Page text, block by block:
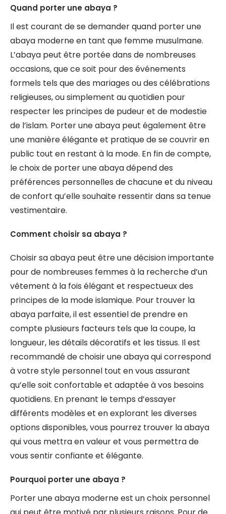
Quand porter une abaya ?
Il est courant de se demander quand porter une
abaya moderne en tant que femme musulmane.
L’abaya peut être portée dans de nombreuses
occasions, que ce soit pour des événements
formels tels que des mariages ou des célébrations
religieuses, ou simplement au quotidien pour
respecter les principes de pudeur et de modestie
de l’islam. Porter une abaya peut également être
une manière élégante et pratique de se couvrir en
public tout en restant à la mode. En fin de compte,
le choix de porter une abaya dépend des
préférences personnelles de chacune et du niveau
de confort qu’elle souhaite ressentir dans sa tenue
vestimentaire.
Comment choisir sa abaya ?
Choisir sa abaya peut être une décision importante
pour de nombreuses femmes à la recherche d’un
vêtement à la fois élégant et respectueux des
principes de la mode islamique. Pour trouver la
abaya parfaite, il est essentiel de prendre en
compte plusieurs facteurs tels que la coupe, la
longueur, les détails décoratifs et les tissus. Il est
recommandé de choisir une abaya qui correspond
à votre style personnel tout en vous assurant
qu’elle soit confortable et adaptée à vos besoins
quotidiens. En prenant le temps d’essayer
différents modèles et en explorant les diverses
options disponibles, vous pourrez trouver la abaya
qui vous mettra en valeur et vous permettra de
vous sentir confiante et élégante.
Pourquoi porter une abaya ?
Porter une abaya moderne est un choix personnel